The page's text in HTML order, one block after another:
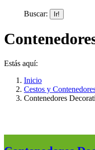
Buscar:
Estás aquí:
Inicio
Cestos y
Contenedores